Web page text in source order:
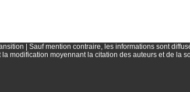
| Sauf mention contraire, les informations sont
modification moyennant la citation des auteurs et de la